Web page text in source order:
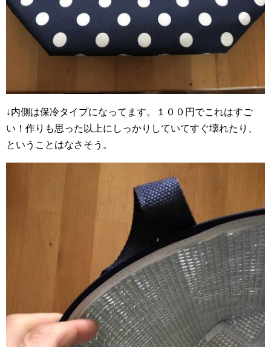
↓内側は保冷タイプになってます。１００円でこれはすご
い！作りも思った以上にしっかりしていてすぐ壊れたり、
ということはなさそう。